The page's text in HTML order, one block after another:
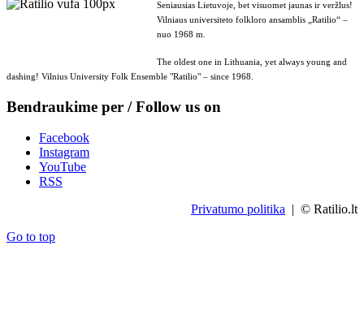
Seniausias Lietuvoje, bet visuomet jaunas ir veržlus!
Vilniaus universiteto folkloro ansamblis „Ratilio“ –
nuo 1968 m.
The oldest one in Lithuania, yet always young and
dashing! Vilnius University Folk Ensemble "Ratilio" – since 1968.
Bendraukime per / Follow us on
Facebook
Instagram
YouTube
RSS
Privatumo politika | © Ratilio.lt
Go to top